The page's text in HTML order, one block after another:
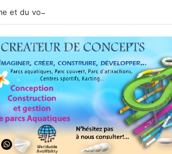
et du voyage sur mesure